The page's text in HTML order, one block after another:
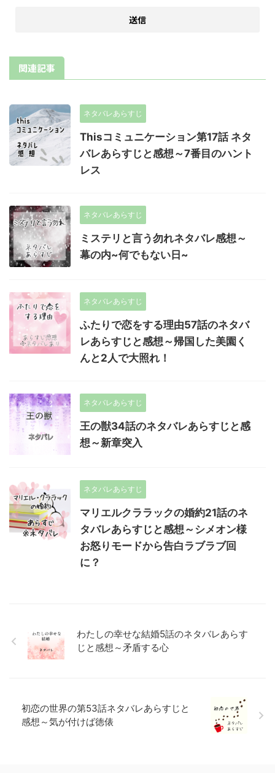
関連記事
ネタバレあらすじ
Thisコミュニケーション第17話 ネタ
バレあらすじと感想～7番目のハント
レス
ネタバレあらすじ
ミステリと言う勿れネタバレ感想～
幕の内~何でもない日~
ネタバレあらすじ
ふたりで恋をする理由57話のネタバ
レあらすじと感想～帰国した美園く
んと2人で大照れ！
ネタバレあらすじ
王の獣34話のネタバレあらすじと感
想～新章突入
ネタバレあらすじ
マリエルクララックの婚約21話のネ
タバレあらすじと感想～シメオン様
お怒りモードから告白ラブラブ回
に？
わたしの幸せな結婚5話のネタバレあらす
じと感想～矛盾する心
初恋の世界の第53話ネタバレあらすじと
感想～気が付けば徳俵